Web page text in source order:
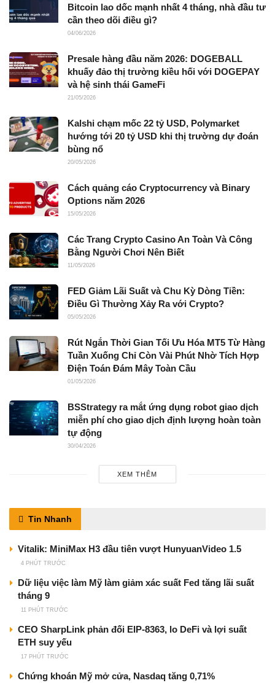
Bitcoin lao dốc mạnh nhất 4 tháng, nhà đầu tư
cần theo dõi điều gì?
04/06/2026
Presale hàng đầu năm 2026: DOGEBALL
khuấy đảo thị trường kiều hối với DOGEPAY
và hệ sinh thái GameFi
21/05/2026
Kalshi chạm mốc 22 tỷ USD, Polymarket
hướng tới 20 tỷ USD khi thị trường dự đoán
bùng nổ
20/05/2026
Cách quảng cáo Cryptocurrency và Binary
Options năm 2026
15/05/2026
Các Trang Crypto Casino An Toàn Và Công
Bằng Người Chơi Nên Biết
11/05/2026
FED Giảm Lãi Suất và Chu Kỳ Dòng Tiền:
Điều Gì Thường Xảy Ra với Crypto?
05/05/2026
Rút Ngắn Thời Gian Tối Ưu Hóa MT5 Từ Hàng
Tuần Xuống Chỉ Còn Vài Phút Nhờ Tích Hợp
Điện Toán Đám Mây Toàn Cầu
01/05/2026
BSStrategy ra mắt ứng dụng robot giao dịch
miễn phí cho giao dịch định lượng hoàn toàn
tự động
30/04/2026
XEM THÊM
Tin Nhanh
Vitalik: MiniMax H3 đầu tiên vượt HunyuanVideo 1.5
4 PHÚT TRƯỚC
Dữ liệu việc làm Mỹ làm giảm xác suất Fed tăng lãi suất
tháng 9
11 PHÚT TRƯỚC
CEO SharpLink phản đối EIP-8363, lo DeFi và lợi suất
ETH suy yếu
17 PHÚT TRƯỚC
Chứng khoán Mỹ mở cửa, Nasdaq tăng 0,71%